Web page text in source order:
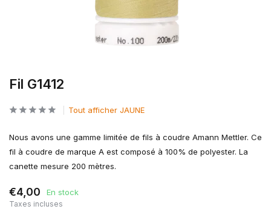
Fil G1412
Tout afficher JAUNE
Nous avons une gamme limitée de fils à coudre Amann Mettler. Ce
fil à coudre de marque A est composé à 100% de polyester. La
canette mesure 200 mètres.
€4,00 En stock
Taxes incluses